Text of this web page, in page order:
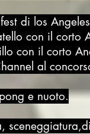
di los
con il corto
con il corto
al
e nuoto.